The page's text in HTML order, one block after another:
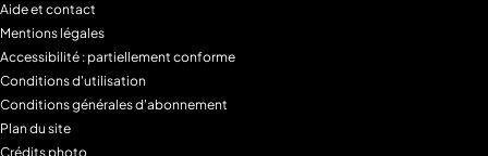
Aide et contact
Mentions légales
Accessibilité : partiellement conforme
Conditions d'utilisation
Conditions générales d'abonnement
Plan du site
Crédits photo